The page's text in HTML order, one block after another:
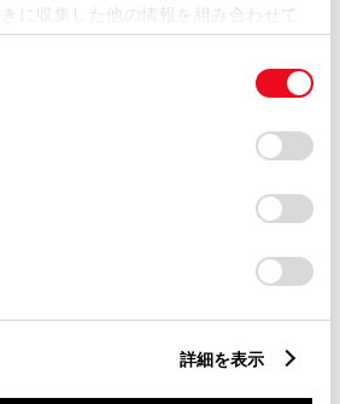
に収集した他の情報を組み合わせて
。当ウェブサイトの使用を続行する
クッキー)が保存されることに同
。Cookie(クッキー)のオプトアウト、
回したりするにあたっては、当社の
報の取り扱いについて
」をご覧くだ
詳細を表示